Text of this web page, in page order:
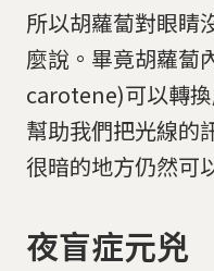
所以胡蘿蔔對眼睛
麼說。畢竟胡蘿蔔
carotene)可以轉
幫助我們把光線的
很暗的地方仍然可
夜盲症元兇